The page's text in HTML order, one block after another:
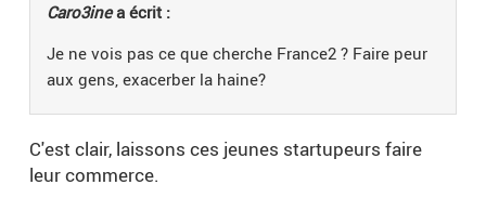
Caro3inea écrit :
Je ne vois pas ce que cherche France2 ? Faire peur
aux gens, exacerber la haine?
C'est clair, laissons ces jeunes startupeurs faire
leur commerce.